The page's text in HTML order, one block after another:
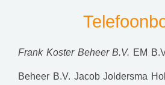
Frank Koster Beheer B.V. EM
Beheer B.V. Jacob Joldersma